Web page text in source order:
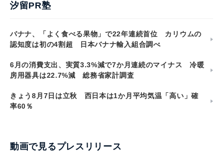
汐留PR塾
バナナ、「よく食べる果物」で22年連続首位 カリウムの
認知度は初の4割超 日本バナナ輸入組合調べ
6月の消費支出、実質3.3%減で7か月連続のマイナス 冷暖
房用器具は22.7%減 総務省家計調査
きょう8月7日は立秋 西日本は1か月平均気温「高い」確
率60％
動画で見るプレスリリース